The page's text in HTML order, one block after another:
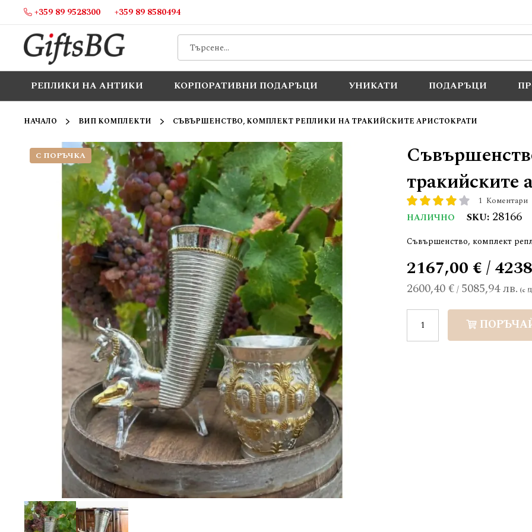
Прескачане
съдържанието
+359 89 9528300 +359 89 8580494
РЕПЛИКИ НА АНТИКИ КОРПОРАТИВНИ ПОДАРЪЦИ УНИКАТИ ПОДАРЪЦИ
НАЧАЛО ВИП КОМПЛЕКТИ СЪВЪРШЕНСТВО, КОМПЛЕКТ РЕПЛИКИ НА ТРАКИЙСКИТЕ АРИСТОКРАТИ
тракийските
рейтинг: 1 Коментари
НАЛИЧНО SKU 28166
Съвършенство, комплект
2600,40 €/ 5085,94 лв.
2167,00 € /
С ПОРЪЧКА